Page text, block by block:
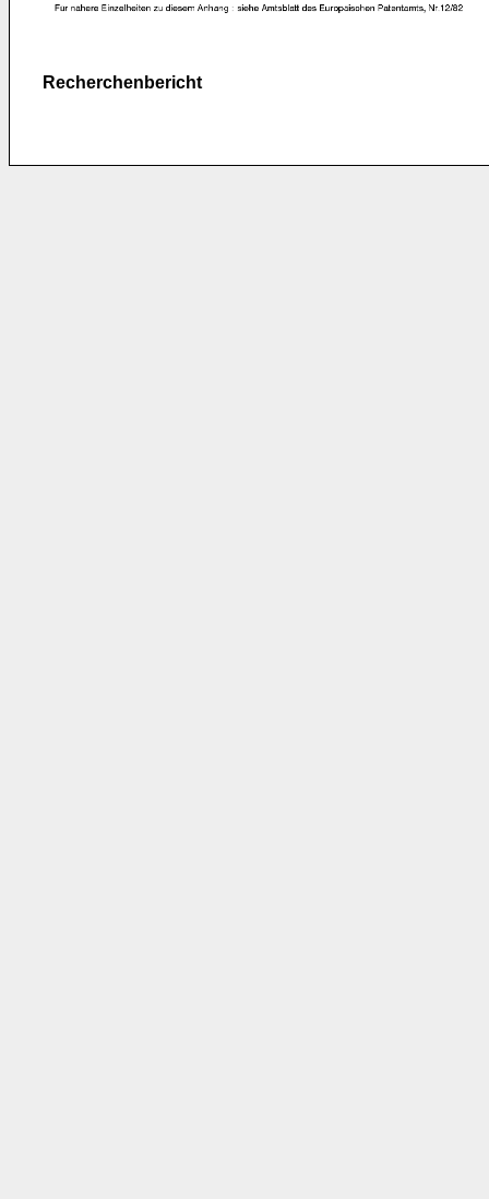
Recherchenbericht